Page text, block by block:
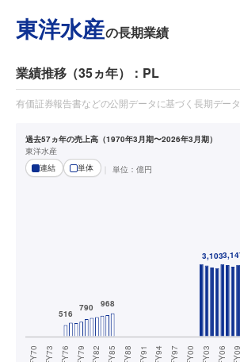
東洋水産の長期業績
業績推移（35ヵ年）：PL
有価証券報告書などの公開データに基づく長期データ
過去57ヵ年の売上高（1970年3月期〜2026年3月期）
東洋水産
連結
単体 単位： 億円